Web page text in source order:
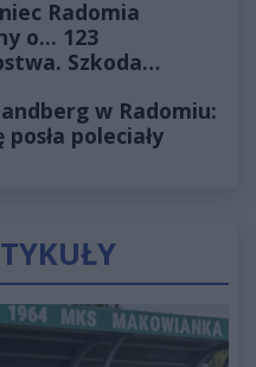
Radomia
o... 123
Szkoda
w Radomiu:
poleciały